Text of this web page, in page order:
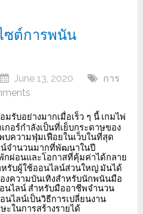
ซต์การพนัน
June 13, 2020
การ
รับอย่างมากเมื่อเร็ว ๆ นี้ เกมไพ่
อร์กำลังเป็นที่เย็บกระดาษของ
บความฟุ่มเฟือยในเว็บในที่สุด
จำนวนมากที่พัฒนาในปี
กผ่อนและโอกาสที่คุ้มค่าได้กลาย
รับผู้ใช้ออนไลน์ส่วนใหญ่ มันได้
งความบันเทิงสำหรับนักพนันมือ
นไลน์ สำหรับมืออาชีพจำนวน
นไลน์เป็นวิธีการเปลี่ยนงาน
ะในการสร้างรายได้